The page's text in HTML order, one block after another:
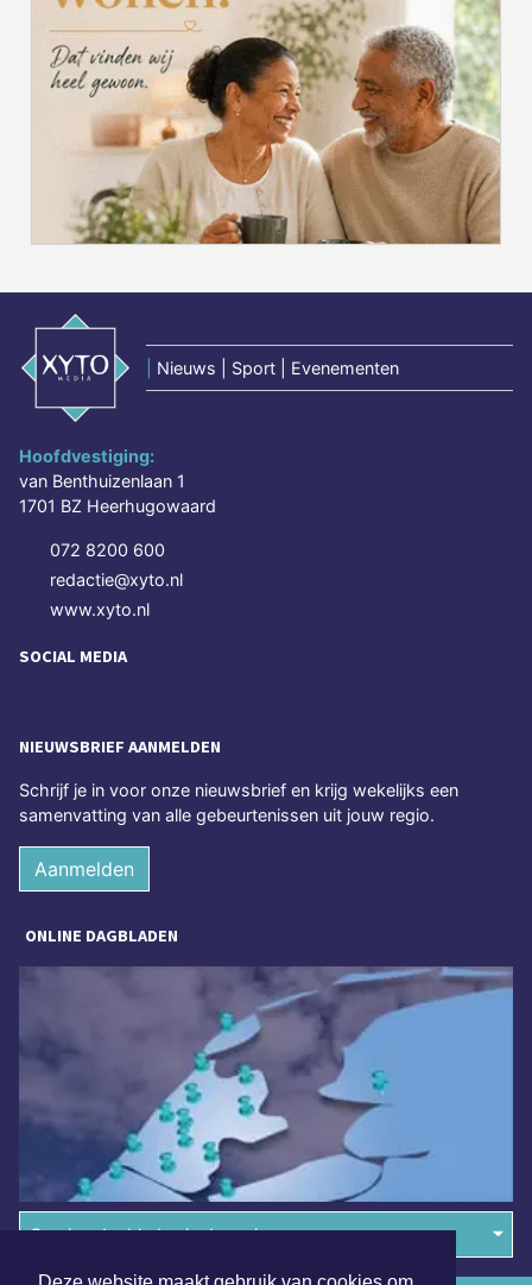
Nieuws | Sport | Evenementen
Hoofdvestiging:
van Benthuizenlaan 1
1701 BZ Heerhugowaard
072 8200 600
redactie@xyto.nl
www.xyto.nl
SOCIAL MEDIA
NIEUWSBRIEF AANMELDEN
Schrijf je in voor onze nieuwsbrief en krijg wekelijks een
samenvatting van alle gebeurtenissen uit jouw regio.
Aanmelden
ONLINE DAGBLADEN
Overige dagbladen in de regio